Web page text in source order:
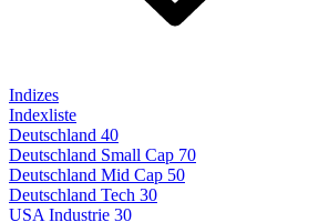
Indizes
Indexliste
Deutschland 40
Deutschland Small Cap 70
Deutschland Mid Cap 50
Deutschland Tech 30
USA Industrie 30